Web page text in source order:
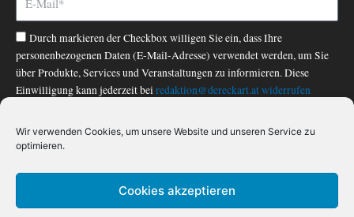
Wir verwenden Cookies, um unsere Website und unseren Service zu
optimieren.
Cookies akzeptieren
-
f
Durch markieren der Checkbox willigen Sie ein, dass Ihre
personenbezogenen Daten (E-Mail-Adresse) verwendet werden, um Sie
über Produkte, Services und Veranstaltungen zu informieren. Diese
Einwilligung kann jederzeit bei redaktion@dereckart.atwiderrufen
Datenschutzerklärung